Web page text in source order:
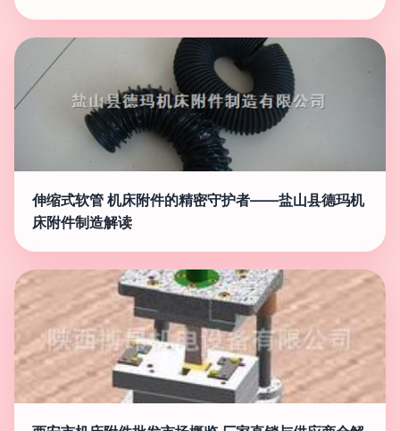
伸缩式软管 机床附件的精密守护者——盐山县德玛机
床附件制造解读